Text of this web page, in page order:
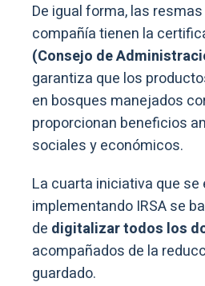
De igual forma, las
compañía tienen la
(Consejo de
garantiza que los
en bosques manejados
proporcionan beneficios
sociales y económicos.
La cuarta iniciativa que se
implementando IRSA se
de digitalizar todos los
acompañados de la
guardado.